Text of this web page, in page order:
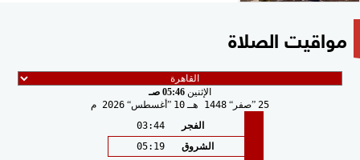
مواقيت الصلاة
الإثنين 05:46 صـ
25
صفر 1448 هـ 10 أغسطس 2026 م
الفجر
03:44
الشروق
05:19